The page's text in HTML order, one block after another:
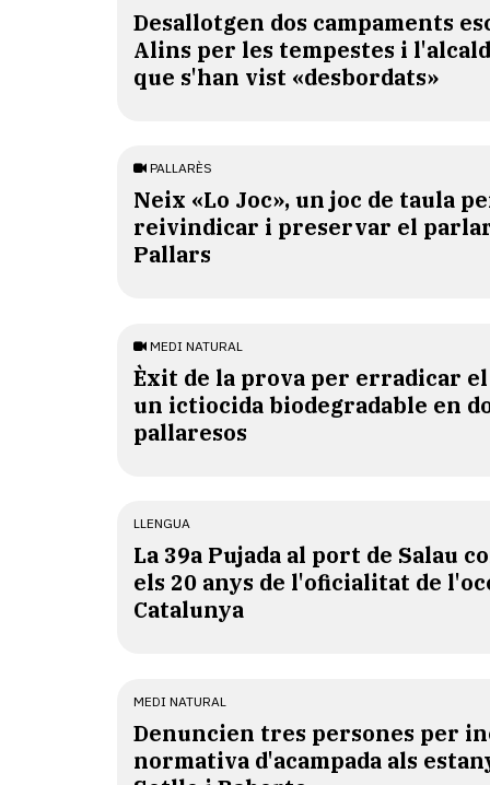
​Desallotgen dos campaments
Alins per les tempestes i
que s'han vist «desbordats»
PALLARÈS
​Neix «Lo Joc», un joc de taula
reivindicar i preservar el
Pallars
MEDI NATURAL
Èxit de la prova per erradicar
un ictiocida biodegradable en
pallaresos
LLENGUA
​La 39a Pujada al port de Salau
els 20 anys de l'oficialitat de
Catalunya
MEDI NATURAL
Denuncien tres persones per
normativa d'acampada als